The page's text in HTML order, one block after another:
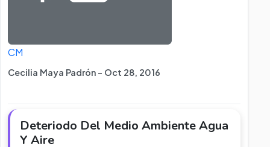
CM
Cecilia Maya Padrón - Oct 28, 2016
Deteriodo Del Medio Ambiente Agua
Y Aire